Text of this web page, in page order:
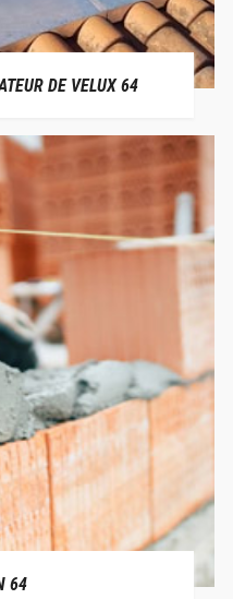
DE VELUX 64
64